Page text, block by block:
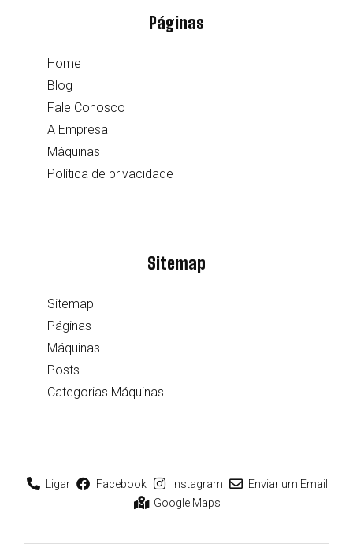
Páginas
Home
Blog
Fale Conosco
A Empresa
Máquinas
Política de privacidade
Sitemap
Sitemap
Páginas
Máquinas
Posts
Categorias Máquinas
Ligar Facebook Instagram
Enviar um Email
Google Maps